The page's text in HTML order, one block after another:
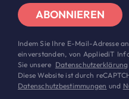
ABONNIEREN
Indem Sie Ihre E-Mail-Adresse
einverstanden, von AppliediT
Sie unsere Datenschutzerklärung
Diese Website ist durch
Datenschutzbestimmungen und